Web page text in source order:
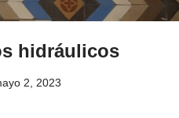
hidráulicos
2, 2023